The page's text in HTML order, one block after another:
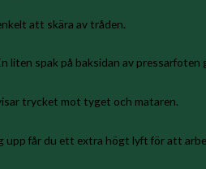
att skära av tråden.
liten spak på baksidan av
trycket mot tyget och mataren.
får du ett extra högt lyft för att